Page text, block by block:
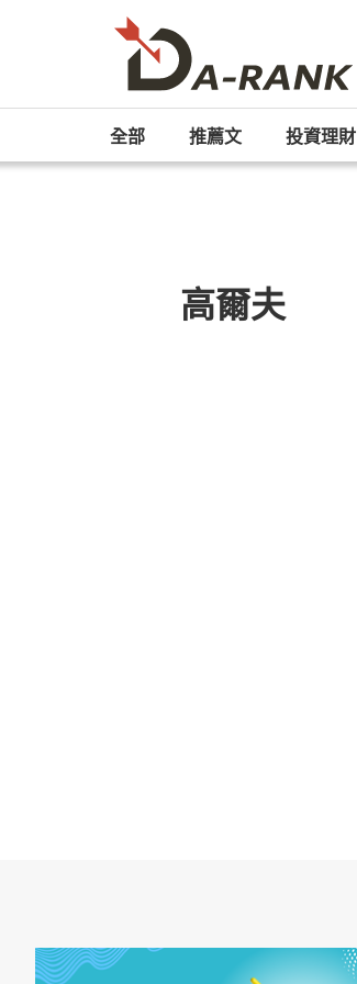
全部 推薦文 投資理財
高爾夫